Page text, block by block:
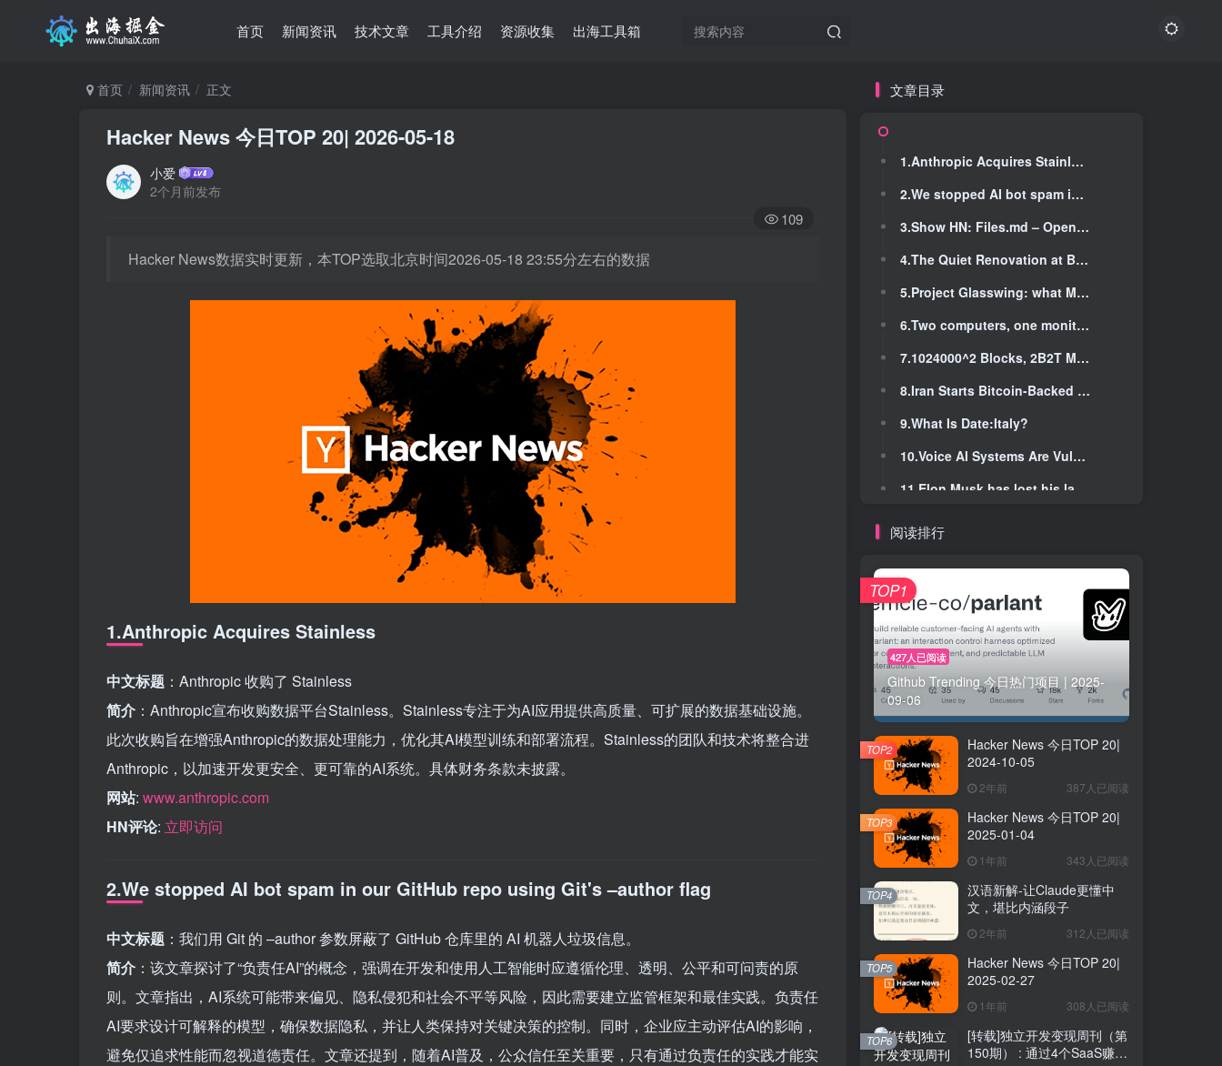
首页 新闻资讯 技术文章 工具介绍 资源收集 出海工具箱
首页 新闻资讯 正文
Hacker News 今日TOP 20| 2026-05-18
小爱
2个月前发布
109
Hacker News数据实时更新，本TOP选取北京时间2026-05-18 23:55分左右的数据
1.Anthropic Acquires Stainless
中文标题 ：Anthropic 收购了 Stainless
简介 ：Anthropic宣布收购数据平台Stainless。Stainless专注于为AI应用提供高质量、可扩展的数据基础设施。
此次收购旨在增强Anthropic的数据处理能力，优化其AI模型训练和部署流程。Stainless的团队和技术将整合进
Anthropic，以加速开发更安全、更可靠的AI系统。具体财务条款未披露。
网站: www.anthropic.com
HN评论: 立即访问
2.We stopped AI bot spam in our GitHub repo using Git's –author flag
中文标题 ：我们用 Git 的 –author 参数屏蔽了 GitHub 仓库里的 AI 机器人垃圾信息。
简介 ：该文章探讨了“负责任AI”的概念，强调在开发和使用人工智能时应遵循伦理、透明、公平和可问责的原
则。文章指出，AI系统可能带来偏见、隐私侵犯和社会不平等风险，因此需要建立监管框架和最佳实践。负责任
AI要求设计可解释的模型，确保数据隐私，并让人类保持对关键决策的控制。同时，企业应主动评估AI的影响，
避免仅追求性能而忽视道德责任。文章还提到，随着AI普及，公众信任至关重要，只有通过负责任的实践才能实
文章目录
1.Anthropic Acquires Stainless
2.We stopped AI bot spam in our GitHub repo using Git's –author flag
3.Show HN: Files.md – Open-source alternative to Obsidian
4.The Quiet Renovation at Bitwarden
5.Project Glasswing: what Mythos showed us
6.Two computers, one monitor, zero fiddling – Alex Plescan
7.1024000^2 Blocks, 2B2T Minecraft Server World Download Project, and Discoveries
8.Iran Starts Bitcoin-Backed Ship Insurance for Hormuz Strait
9.What Is Date:Italy?
10.Voice AI Systems Are Vulnerable to Hidden Audio Attacks
14.'We mould trees to grow into the shape of chairs'
15.Qwen 3.7 Preview
17.Learn Harness Engineering
18.It is time to give up the dualism introduced by the debate on consciousness
19.Linux security mailing list 'almost unmanageable'
20.GenCAD
文章目录
1.Anthropic Acquires Stainless
2.We stopped AI bot spam in our GitHub repo using Git's –author flag
3.Show HN: Files.md – Open-source alternative to Obsidian
4.The Quiet Renovation at Bitwarden
5.Project Glasswing: what Mythos showed us
6.Two computers, one monitor, zero fiddling – Alex Plescan
7.1024000^2 Blocks, 2B2T Minecraft Server World Download Project, and Discoveries
8.Iran Starts Bitcoin-Backed Ship Insurance for Hormuz Strait
9.What Is Date:Italy?
10.Voice AI Systems Are Vulnerable to Hidden Audio Attacks
14.'We mould trees to grow into the shape of chairs'
15.Qwen 3.7 Preview
17.Learn Harness Engineering
18.It is time to give up the dualism introduced by the debate on consciousness
19.Linux security mailing list 'almost unmanageable'
20.GenCAD
阅读排行
427人已阅读
Github Trending 今日热门项目 | 2025-
09-06
TOP1
Hacker News 今日TOP 20|
2024-10-05
2年前 387人已阅读
TOP2
Hacker News 今日TOP 20|
2025-01-04
1年前 343人已阅读
TOP3
汉语新解-让Claude更懂中
文，堪比内涵段子
2年前 312人已阅读
TOP4
Hacker News 今日TOP 20|
2025-02-27
1年前 308人已阅读
TOP5
[转载]独立开发变现周刊（第
150期） : 通过4个SaaS赚取
TOP6